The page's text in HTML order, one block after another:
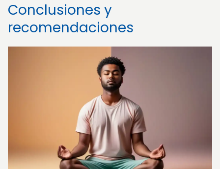
Conclusiones y
recomendaciones